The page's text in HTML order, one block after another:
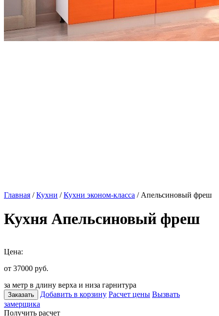
Главная /Кухни /Кухни эконом-класса / Апельсиновый фреш
Кухня Апельсиновый фреш
Цена:
от 37000 руб.
за метр в длину верха и низа гарнитура
Заказать Добавить в корзину Расчет цены Вызвать
замерщика
Получить расчет